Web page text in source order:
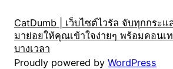
CatDumb | เว็บไซต์ไวรัล จับทุกกระ
มาย่อยให้คุณเข้าใจง่ายๆ พร้อมคอนเ
บางเวลา
Proudly powered by WordPress